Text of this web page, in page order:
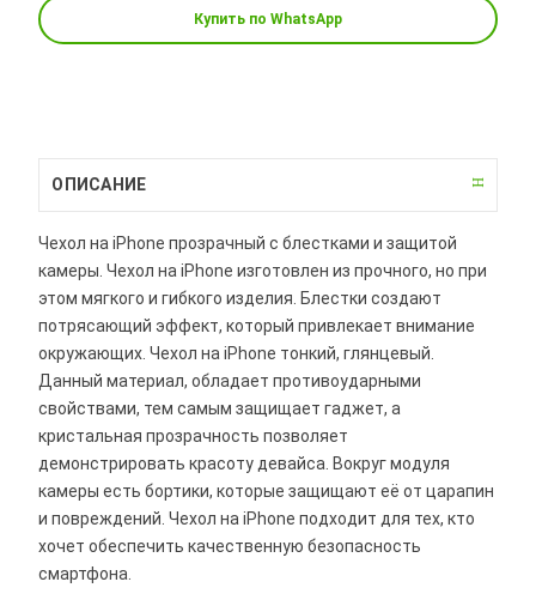
Купить по WhatsApp
ОПИСАНИЕ
Чехол на iPhone прозрачный с блестками и защитой
камеры. Чехол на iPhone изготовлен из прочного, но при
этом мягкого и гибкого изделия. Блестки создают
потрясающий эффект, который привлекает внимание
окружающих. Чехол на iPhone тонкий, глянцевый.
Данный материал, обладает противоударными
свойствами, тем самым защищает гаджет, а
кристальная прозрачность позволяет
демонстрировать красоту девайса. Вокруг модуля
камеры есть бортики, которые защищают её от царапин
и повреждений. Чехол на iPhone подходит для тех, кто
хочет обеспечить качественную безопасность
смартфона.